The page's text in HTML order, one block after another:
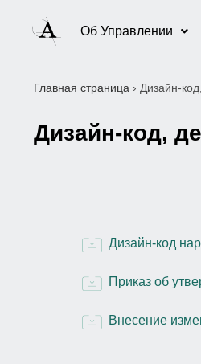
Об Управлении
Главная страница › Дизайн-
Дизайн-код,
Дизайн-код
Приказ об
Внесение